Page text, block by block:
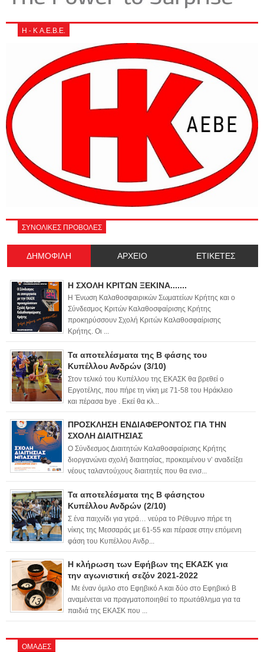
Η - Κ Α.Ε.Β.Ε.
ΣΥΝΟΛΙΚΕΣ ΠΡΟΒΟΛΕΣ
ΔΗΜΟΦΙΛΗ ΑΡΧΕΙΟ ΕΤΙΚΕΤΕΣ
Η ΣΧΟΛΗ ΚΡΙΤΩΝ ΞΕΚΙΝΑ.......
Η Ένωση Καλαθοσφαιρικών Σωματείων Κρήτης και ο
Σύνδεσμος Κριτών Καλαθοσφαίρισης Κρήτης
προκηρύσσουν Σχολή Κριτών Καλαθοσφαίρισης
Κρήτης. Οι ...
Τα αποτελέσματα της Β φάσης του
Κυπέλλου Ανδρών (3/10)
Στον τελικό του Κυπέλλου της ΕΚΑΣΚ θα βρεθεί ο
Εργοτέλης, που πήρε τη νίκη με 71-58 του Ηράκλειο
και πέρασα bye . Εκεί θα κλ...
ΠΡΟΣΚΛΗΣΗ ΕΝΔΙΑΦΕΡΟΝΤΟΣ ΓΙΑ ΤΗΝ
ΣΧΟΛΗ ΔΙΑΙΤΗΣΙΑΣ
Ο Σύνδεσμος Διαιτητών Καλαθοσφαίρισης Κρήτης
διοργανώνει σχολή διαιτησίας, προκειμένου ν’ αναδείξει
νέους ταλαντούχους διαιτητές που θα ενισ...
Τα αποτελέσματα της Β φάσηςτου
Κυπέλλου Ανδρών (2/10)
Σ ένα παιχνίδι για γερά… νεύρα το Ρέθυμνο πήρε τη
νίκης της Μεσσαράς με 61-55 και πέρασε στην επόμενη
φάση του Κυπέλλου Ανδρ...
Η κλήρωση των Εφήβων της ΕΚΑΣΚ για
την αγωνιστική σεζόν 2021-2022
Με έναν όμιλο στο Εφηβικό Α και δύο στο Εφηβικό Β
αναμένεται να πραγματοποιηθεί το πρωτάθλημα για τα
παιδιά της ΕΚΑΣΚ που ...
ΟΜΑΔΕΣ